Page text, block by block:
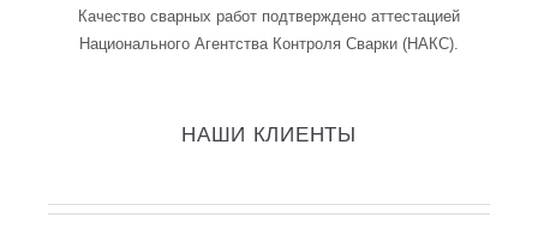
Качество сварных работ подтверждено аттестацией
Национального Агентства Контроля Сварки (НАКС).
НАШИ КЛИЕНТЫ